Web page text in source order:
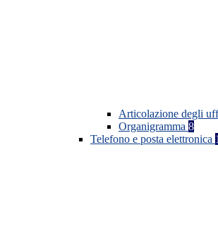
Articolazione degli
Organigramma 8
Telefono e posta elettronica 1